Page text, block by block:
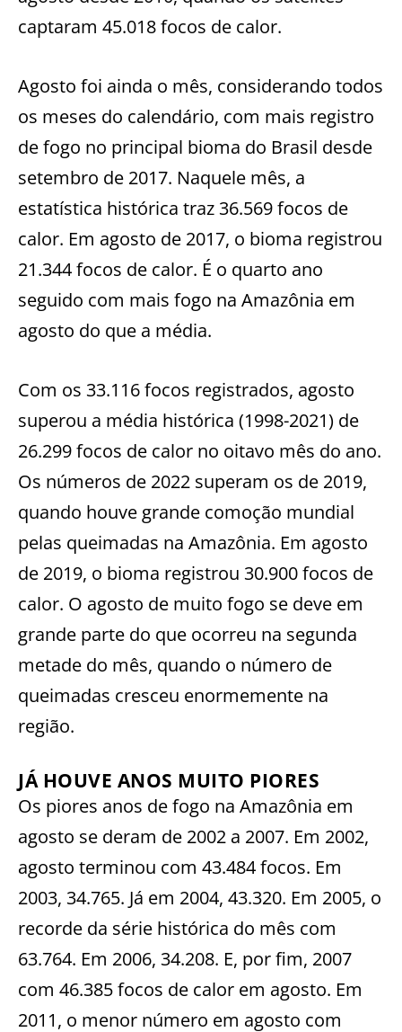
captaram 45.018 focos de calor.
Agosto foi ainda o mês, considerando todos
os meses do calendário, com mais registro
de fogo no principal bioma do Brasil desde
setembro de 2017. Naquele mês, a
estatística histórica traz 36.569 focos de
calor. Em agosto de 2017, o bioma registrou
21.344 focos de calor. É o quarto ano
seguido com mais fogo na Amazônia em
agosto do que a média.
Com os 33.116 focos registrados, agosto
superou a média histórica (1998-2021) de
26.299 focos de calor no oitavo mês do ano.
Os números de 2022 superam os de 2019,
quando houve grande comoção mundial
pelas queimadas na Amazônia. Em agosto
de 2019, o bioma registrou 30.900 focos de
calor. O agosto de muito fogo se deve em
grande parte do que ocorreu na segunda
metade do mês, quando o número de
queimadas cresceu enormemente na
região.
JÁ HOUVE ANOS MUITO PIORES
Os piores anos de fogo na Amazônia em
agosto se deram de 2002 a 2007. Em 2002,
agosto terminou com 43.484 focos. Em
2003, 34.765. Já em 2004, 43.320. Em 2005, o
recorde da série histórica do mês com
63.764. Em 2006, 34.208. E, por fim, 2007
com 46.385 focos de calor em agosto. Em
2011, o menor número em agosto com